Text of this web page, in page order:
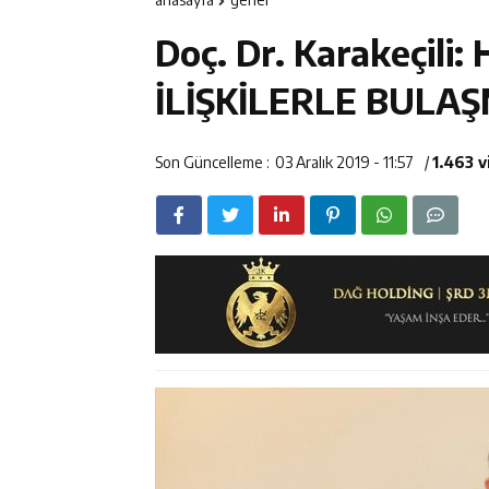
Kemah
14:22 30 İlde Deaş
14:22 Milli
14:26 Geleceğin
Doç. Dr. Karakeçili:
İLİŞKİLERLE
Son Güncelleme : 03 Aralık 2019 - 11:57 /1.463